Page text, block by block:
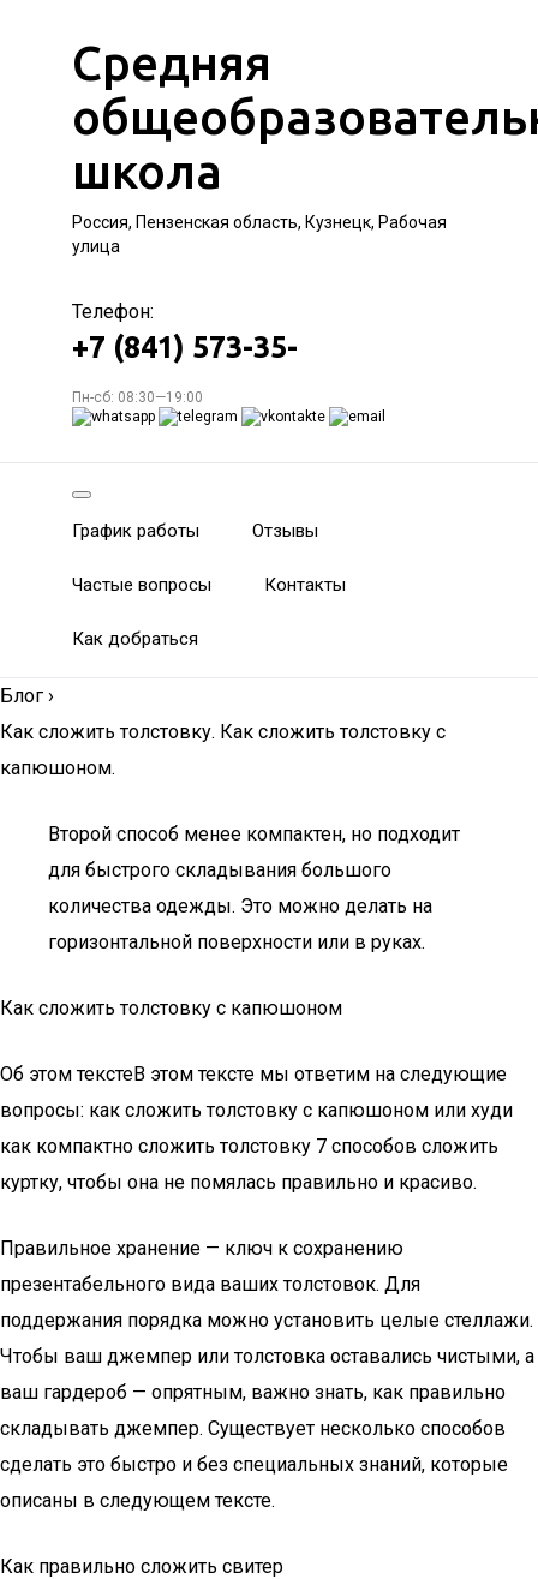
Средняя
школа
Россия, Пензенская область, Кузнецк, Рабочая
улица
Телефон:
+7 (841) 573-35-
Пн-сб: 08:30—19:00
График работы Отзывы
Частые вопросы Контакты
Как добраться
Блог ›
Как сложить толстовку. Как сложить толстовку с
капюшоном.
Второй способ менее компактен, но подходит
для быстрого складывания большого
количества одежды. Это можно делать на
горизонтальной поверхности или в руках.
Как сложить толстовку с капюшоном
Об этом текстеВ этом тексте мы ответим на следующие
вопросы: как сложить толстовку с капюшоном или худи
как компактно сложить толстовку 7 способов сложить
куртку, чтобы она не помялась правильно и красиво.
Правильное хранение — ключ к сохранению
презентабельного вида ваших толстовок. Для
поддержания порядка можно установить целые стеллажи.
Чтобы ваш джемпер или толстовка оставались чистыми, а
ваш гардероб — опрятным, важно знать, как правильно
складывать джемпер. Существует несколько способов
сделать это быстро и без специальных знаний, которые
описаны в следующем тексте.
Как правильно сложить свитер